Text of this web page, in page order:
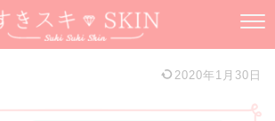
2020年1月30日